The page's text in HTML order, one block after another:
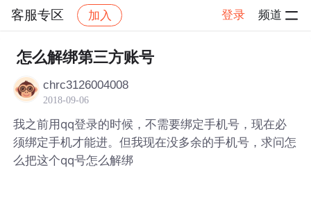
客服专区 加入 登录 频道
社区 客服专区 帖子详情
怎么解绑第三方账号
chrc3126004008
2018-09-06
我之前用qq登录的时候，不需要绑定手机号，现在必
须绑定手机才能进。但我现在没多余的手机号，求问怎
么把这个qq号怎么解绑